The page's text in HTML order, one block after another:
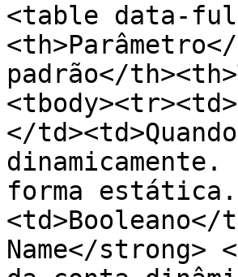
<table data-
padrão</
</
forma
Name</strong>